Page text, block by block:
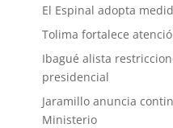
El Espinal adopta
Tolima fortalece
Ibagué alista
presidencial
Jaramillo anuncia
Ministerio